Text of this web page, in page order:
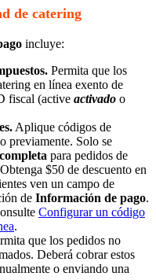
de catering
incluye:
Permita que los
en línea exento de
fiscal (active activado o
Aplique códigos de
previamente. Solo se
para pedidos de
$50 de descuento en
ven un campo de
de Información de pago.
Configurar un código
.
que los pedidos no
Deberá cobrar estos
o enviando una